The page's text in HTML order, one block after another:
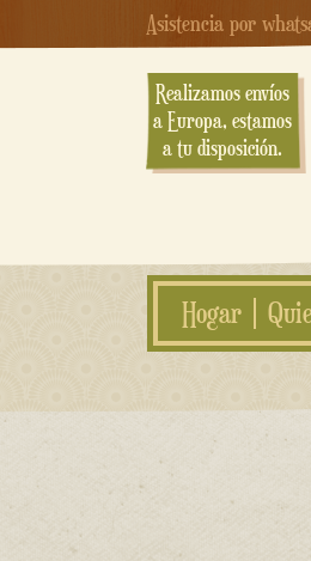
Asistencia por
Realizamos envíos
a Europa, estamos
a tu disposición.
Hogar
saltar
contenido